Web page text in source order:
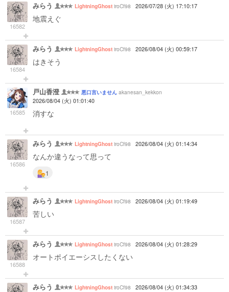
16582
みらう LightningGhost iroCf98 2026/07/28 (火) 17:10:17
地震えぐ
16584
みらう LightningGhost iroCf98 2026/08/04 (火) 00:59:17
はきそう
16585
戸山香澄 悪口言いません akanesan_kekkon
2026/08/04 (火) 01:01:40
消すな
16586
みらう LightningGhost iroCf98 2026/08/04 (火) 01:14:34
なんか違うなって思って
1
16587
みらう LightningGhost iroCf98 2026/08/04 (火) 01:19:49
苦しい
16588
みらう LightningGhost iroCf98 2026/08/04 (火) 01:28:29
オートポイエーシスしたくない
みらう LightningGhost iroCf98 2026/08/04 (火) 01:34:33